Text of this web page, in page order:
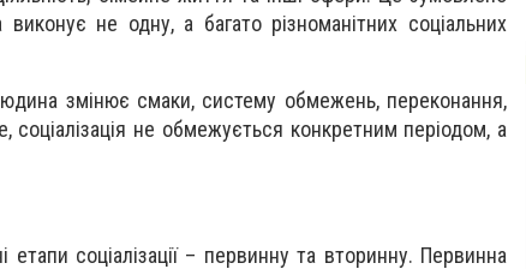
не одну, а багато різноманітних соціальних
змінює смаки, систему обмежень, переконання,
не обмежується конкретним періодом, а
соціалізації – первинну та вторинну. Первинна